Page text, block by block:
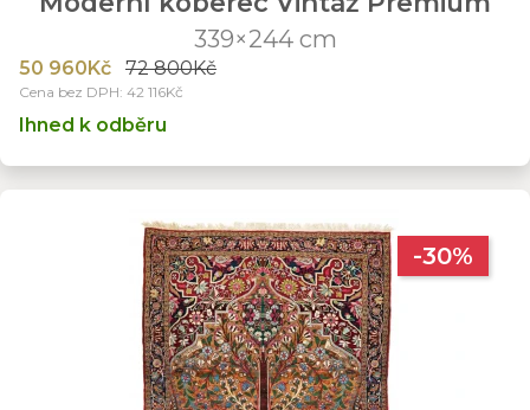
339×244 cm
50 960Kč 72 800Kč
Cena bez DPH: 42 116Kč
Ihned k odběru
-30%